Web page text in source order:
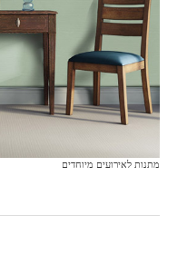
מתנות לאירועים מיוחדים